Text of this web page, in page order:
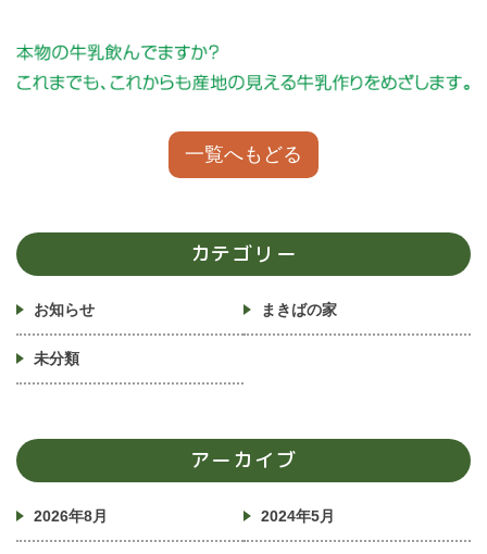
一覧へもどる
カテゴリー
お知らせ まきばの家
未分類
アーカイブ
2026年8月 2024年5月